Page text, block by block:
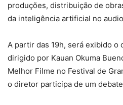
produções, distribuição de
da inteligência artificial no
A partir das 19h, será exibido o
dirigido por Kauan Okuma
Melhor Filme no Festival de
o diretor participa de um